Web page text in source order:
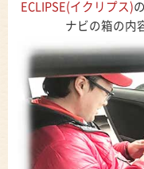
ECLIPSE(イクリプス)
ナビの箱の内